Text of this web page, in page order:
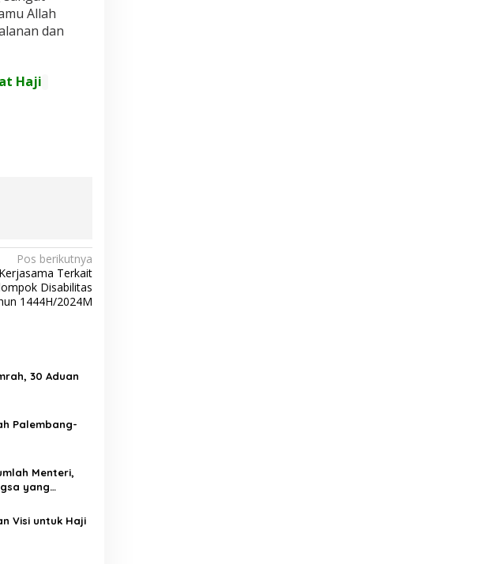
Allah
dan
Haji
Pos berikutnya
Terkait
Disabilitas
1444H/2024M
30 Aduan
Palembang-
Menteri,
yang
Visi untuk Haji